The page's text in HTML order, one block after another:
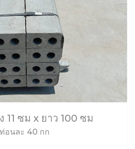
11 ซม x ยาว 100 ซม
อนละ 40 กก